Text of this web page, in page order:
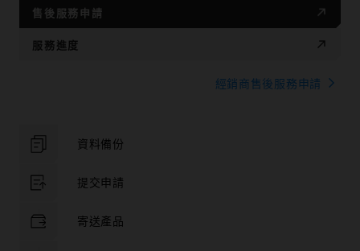
售後服務申請
服務進度
經銷商售後服務申請
資料備份
提交申請
寄送產品